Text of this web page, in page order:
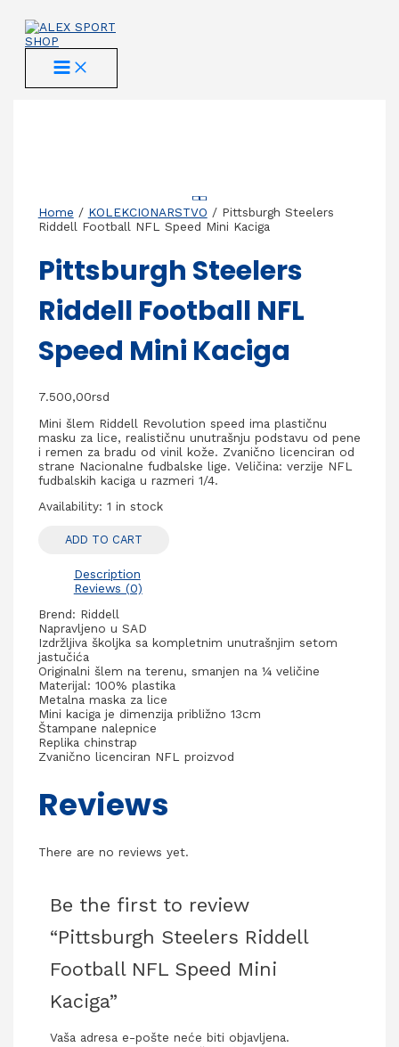
content
MAIN
MENU
Home / KOLEKCIONARSTVO / Pittsburgh Steelers
Riddell Football NFL Speed Mini Kaciga
Pittsburgh Steelers
Riddell Football NFL
Speed Mini Kaciga
7.500,00rsd
Mini šlem Riddell Revolution speed ima plastičnu
masku za lice, realističnu unutrašnju podstavu od pene
i remen za bradu od vinil kože. Zvanično licenciran od
strane Nacionalne fudbalske lige. Veličina: verzije NFL
fudbalskih kaciga u razmeri 1/4.
Availability: 1 in stock
ADD TO CART
Description
Reviews (0)
Brend: Riddell
Napravljeno u SAD
Izdržljiva školjka sa kompletnim unutrašnjim setom
jastučića
Originalni šlem na terenu, smanjen na ¼ veličine
Materijal: 100% plastika
Metalna maska za lice
Mini kaciga je dimenzija približno 13cm
Štampane nalepnice
Replika chinstrap
Zvanično licenciran NFL proizvod
Reviews
There are no reviews yet.
Be the first to review
“Pittsburgh Steelers Riddell
Football NFL Speed Mini
Kaciga”
Vaša adresa e-pošte neće biti objavljena.